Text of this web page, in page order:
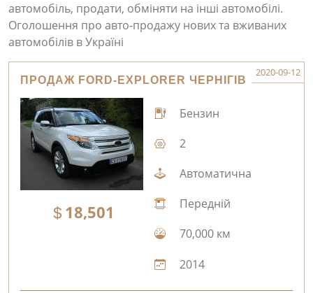
автомобіль, продати, обміняти на інші автомобілі.
Оголошення про авто-продажу нових та вживаних
автомобілів в Україні
ПРОДАЖ FORD-EXPLORER ЧЕРНІГІВ
2020-09-12
18,501
Бензин
2
Автоматична
Передній
70,000 км
2014